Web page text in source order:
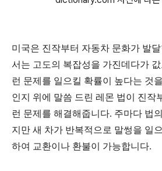
미국은 진작부터 자동차 문화가 발
서는 고도의 복잡성을 가진데다가 값
런 문제를 일으킬 확률이 높다는 것
인지 위에 말씀 드린 레몬 법이 진작
런 문제를 해결해줍니다. 주마다 법
지만 새 차가 반복적으로 말썽을 일
하여 교환이나 환불이 가능합니다.